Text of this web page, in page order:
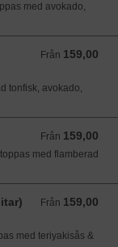
med avokado,
Från 159,00
Från 159,00 SEK
tonfisk, avokado,
Från 159,00
Från 159,00 SEK
med flamberad
Från 159,00
Från 159,00 SEK
med teriyakisås &